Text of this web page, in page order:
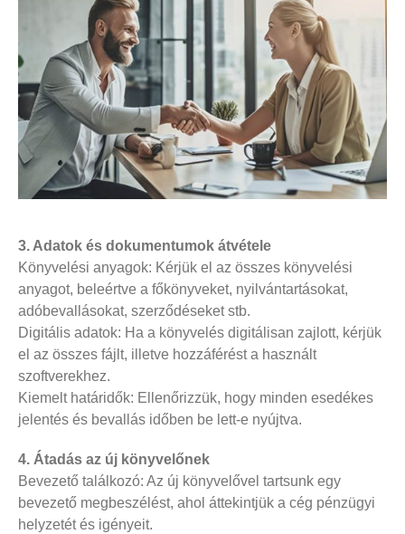
3. Adatok és dokumentumok átvétele
Könyvelési anyagok: Kérjük el az összes könyvelési
anyagot, beleértve a főkönyveket, nyilvántartásokat,
adóbevallásokat, szerződéseket stb.
Digitális adatok: Ha a könyvelés digitálisan zajlott, kérjük
el az összes fájlt, illetve hozzáférést a használt
szoftverekhez.
Kiemelt határidők: Ellenőrizzük, hogy minden esedékes
jelentés és bevallás időben be lett-e nyújtva.
4. Átadás az új könyvelőnek
Bevezető találkozó: Az új könyvelővel tartsunk egy
bevezető megbeszélést, ahol áttekintjük a cég pénzügyi
helyzetét és igényeit.